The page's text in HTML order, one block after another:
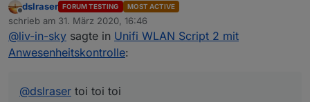
Offline
dslraser FORUM TESTING MOST ACTIVE
schrieb am 31. März 2020, 16:46
zuletzt editiert von
@liv-in-sky sagte in Unifi WLAN Script 2 mit
Anwesenheitskontrolle:
@dslraser toi toi toi